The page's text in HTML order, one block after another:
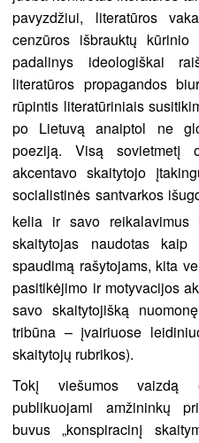
pavyzdžiui, literatūros
cenzūros išbrauktų
padalinys ideologiškai
literatūros propagandos
rūpintis literatūriniais
po Lietuvą anaiptol ne
poeziją. Visą sovietmetį
akcentavo skaitytojo
socialistinės santvarkos
kelia ir savo reikalavimus
skaitytojas naudotas
spaudimą rašytojams, kita
pasitikėjimo ir motyvacijos
savo skaitytojišką
tribūna – įvairiuose
skaitytojų rubrikos).
Tokį viešumos vaizdą
publikuojami amžininkų
buvus „konspiracinį